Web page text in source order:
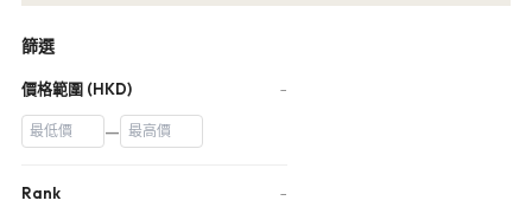
篩選
價格範圍 (HKD) −
—
Rank −